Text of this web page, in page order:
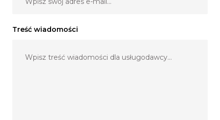
Treść wiadomości